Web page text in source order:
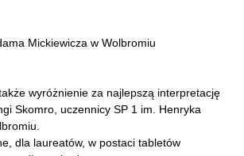
Mickiewicza w Wolbromiu
wyróżnienie za najlepszą interpretację
Skomro, uczennicy SP 1 im. Henryka
dla laureatów, w postaci tabletów